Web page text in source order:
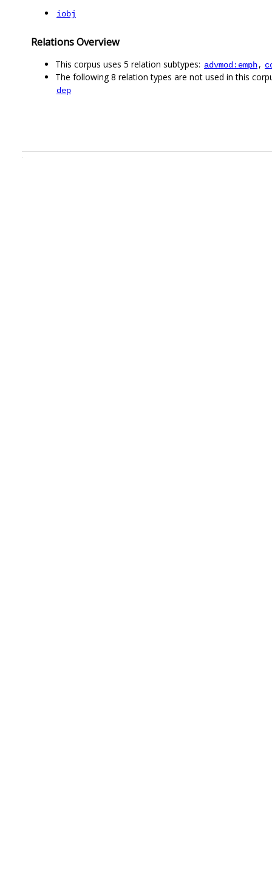
iobj
Relations Overview
This corpus uses 5 relation subtypes: advmod:emph,
The following 8 relation types are not used in this
dep
.